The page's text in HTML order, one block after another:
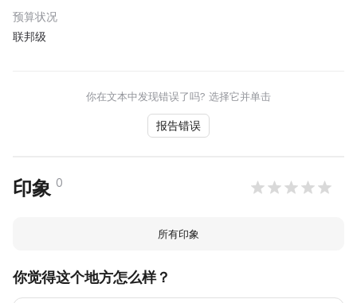
预算状况
联邦级
你在文本中发现错误了吗? 选择它并单击
报告错误
印象 0
所有印象
你觉得这个地方怎么样？